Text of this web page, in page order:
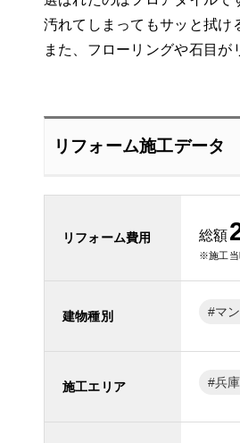
汚れてしまってもサッと拭け
また、フローリングや石目が
リフォーム施工データ
リフォーム費用 総額
※施工当
建物種別 マ
施工エリア 兵